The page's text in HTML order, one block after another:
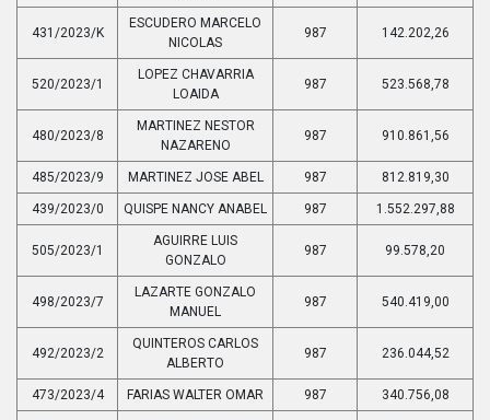
431/2023/K
ESCUDERO MARCELO
NICOLAS
987 142.202,26
520/2023/1
LOPEZ CHAVARRIA
LOAIDA
987 523.568,78
480/2023/8
MARTINEZ NESTOR
NAZARENO
987 910.861,56
485/2023/9 MARTINEZ JOSE ABEL 987 812.819,30
439/2023/0 QUISPE NANCY ANABEL 987 1.552.297,88
505/2023/1
AGUIRRE LUIS
GONZALO
987 99.578,20
498/2023/7
LAZARTE GONZALO
MANUEL
987 540.419,00
492/2023/2
QUINTEROS CARLOS
ALBERTO
987 236.044,52
473/2023/4 FARIAS WALTER OMAR 987 340.756,08